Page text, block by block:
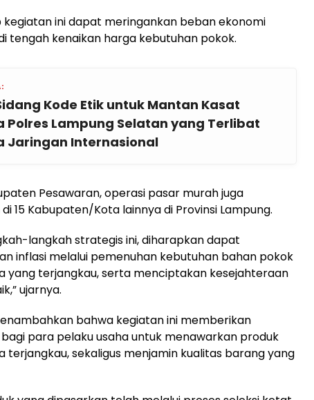
kegiatan ini dapat meringankan beban ekonomi
tengah kenaikan harga kebutuhan pokok.
Kode Etik untuk Mantan Kasat
Polres Lampung Selatan yang Terlibat
Jaringan Internasional
Pesawaran, operasi pasar murah juga
15 Kabupaten/Kota lainnya di Provinsi Lampung.
langkah strategis ini, diharapkan dapat
inflasi melalui pemenuhan kebutuhan bahan pokok
yang terjangkau, serta menciptakan kesejahteraan
ujarnya.
bahwa kegiatan ini memberikan
para pelaku usaha untuk menawarkan produk
terjangkau, sekaligus menjamin kualitas barang yang